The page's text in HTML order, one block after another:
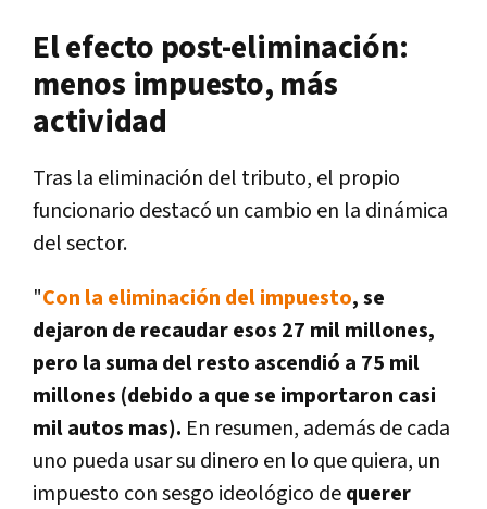
El efecto post-eliminación:
menos impuesto, más
actividad
Tras la eliminación del tributo, el propio
funcionario destacó un cambio en la dinámica
del sector.
"Con la eliminación del impuesto, se
dejaron de recaudar esos 27 mil millones,
pero la suma del resto ascendió a 75 mil
millones (debido a que se importaron casi
mil autos mas). En resumen, además de cada
uno pueda usar su dinero en lo que quiera, un
impuesto con sesgo ideológico dequerer